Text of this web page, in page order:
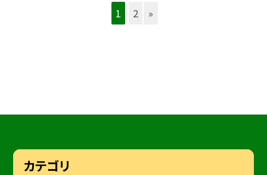
1 2 »
カテゴリ